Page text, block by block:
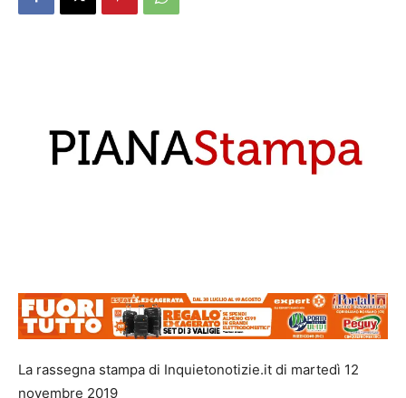
La rassegna stampa di Inquietonotizie.it di martedì 12
novembre 2019